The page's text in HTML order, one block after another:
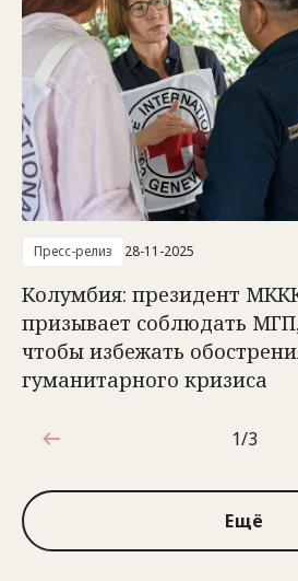
Пресс-релиз 28-11-2025
Колумбия: президент
призывает соблюдать
чтобы избежать
гуманитарного кризиса
1 из 3
1/3
Ещё